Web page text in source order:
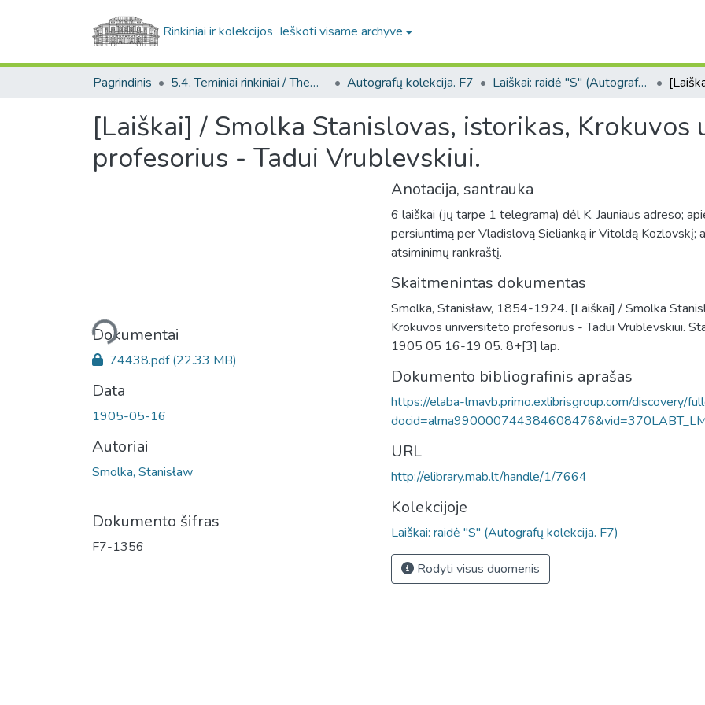
Rinkiniai ir kolekcijos Ieškoti visame archyve
Pagrindinis 5.4. Teminiai rinkiniai / Thematic collections Autografų kolekcija. F7 Laiškai: raidė "S" (Autografų kolekcija. F7)
[Laiškai] / Smolka Stanislovas, istorikas, Krokuvos
profesorius - Tadui Vrublevskiui.
Įkeliama...
Dokumentai
74438.pdf(22.33 MB)
Data
1905-05-16
Autoriai
Smolka, Stanisław
Dokumento šifras
F7-1356
Anotacija, santrauka
6 laiškai (jų tarpe 1 telegrama) dėl K. Jauniaus adreso;
persiuntimą per Vladislovą Sielianką ir Vitoldą Kozlovskį;
atsiminimų rankraštį.
Skaitmenintas dokumentas
Smolka, Stanisław, 1854-1924. [Laiškai] / Smolka
Krokuvos universiteto profesorius - Tadui Vrublevskiui.
1905 05 16-19 05. 8+[3] lap.
Dokumento bibliografinis aprašas
https://elaba-lmavb.primo.exlibrisgroup.com/discovery/
URL
http://elibrary.mab.lt/handle/1/7664
Kolekcijoje
Laiškai: raidė "S" (Autografų kolekcija. F7)
Rodyti visus duomenis